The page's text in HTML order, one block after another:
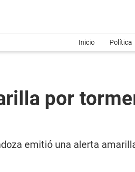
Inicio Política
por
emitió una alerta